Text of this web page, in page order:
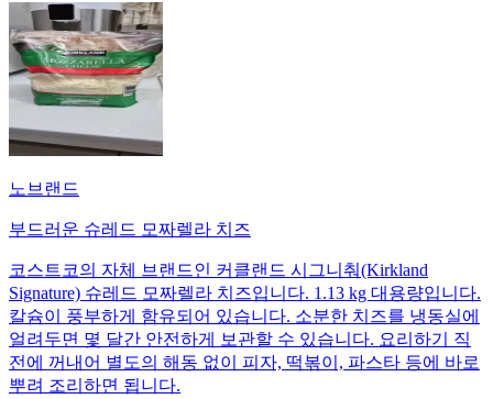
노브랜드
부드러운 슈레드 모짜렐라 치즈
코스트코의 자체 브랜드인 커클랜드 시그니춰(Kirkland
Signature) 슈레드 모짜렐라 치즈입니다. 1.13 kg 대용량입니다.
칼슘이 풍부하게 함유되어 있습니다. 소분한 치즈를 냉동실에
얼려두면 몇 달간 안전하게 보관할 수 있습니다. 요리하기 직
전에 꺼내어 별도의 해동 없이 피자, 떡볶이, 파스타 등에 바로
뿌려 조리하면 됩니다.